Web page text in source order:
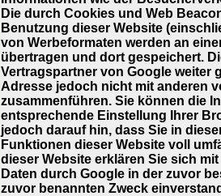
Die durch Cookies und Web
Benutzung dieser Website
von Werbeformaten werden an
übertragen und dort gespeichert.
Vertragspartner von Google weiter
Adresse jedoch nicht mit anderen
zusammenführen. Sie können die
entsprechende Einstellung Ihrer
jedoch darauf hin, dass Sie in
Funktionen dieser Website voll
dieser Website erklären Sie sich
Daten durch Google in der zuvor
zuvor benannten Zweck